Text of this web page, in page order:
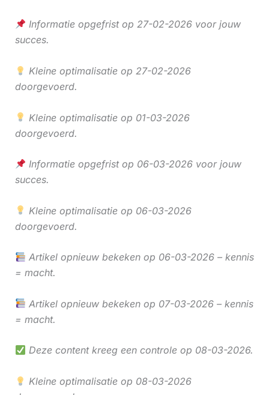
Informatie opgefrist op 27-02-2026 voor jouw
succes.
Kleine optimalisatie op 27-02-2026
doorgevoerd.
Kleine optimalisatie op 01-03-2026
doorgevoerd.
Informatie opgefrist op 06-03-2026 voor jouw
succes.
Kleine optimalisatie op 06-03-2026
doorgevoerd.
Artikel opnieuw bekeken op 06-03-2026 – kennis
= macht.
Artikel opnieuw bekeken op 07-03-2026 – kennis
= macht.
Deze content kreeg een controle op 08-03-2026.
Kleine optimalisatie op 08-03-2026